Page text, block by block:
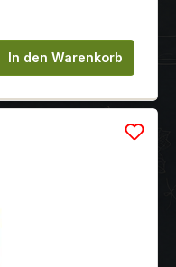
den
In den Warenkorb